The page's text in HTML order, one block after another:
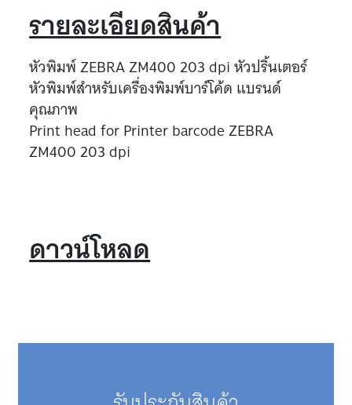
รายละเอียดสินค้า
หัวพิมพ์ ZEBRA ZM400 203 dpi หัวปริ้นเตอร์
หัวพิมพ์สำหรับเครื่องพิมพ์บาร์โค้ด แบรนด์
คุณภาพ
Print head for Printer barcode ZEBRA
ZM400 203 dpi
ดาวน์โหลด